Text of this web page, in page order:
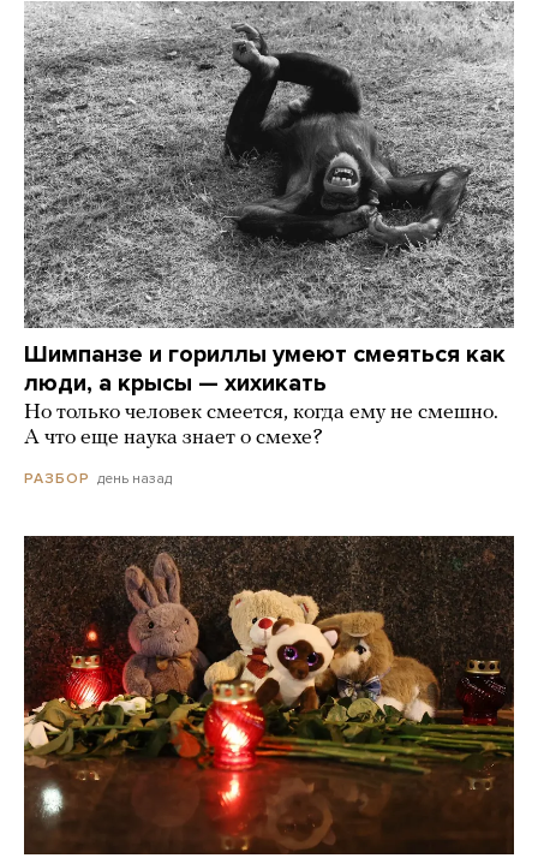
Шимпанзе и гориллы умеют смеяться как
люди, а крысы — хихикать
Но только человек смеется, когда ему не смешно.
А что еще наука знает о смехе?
РАЗБОР день назад